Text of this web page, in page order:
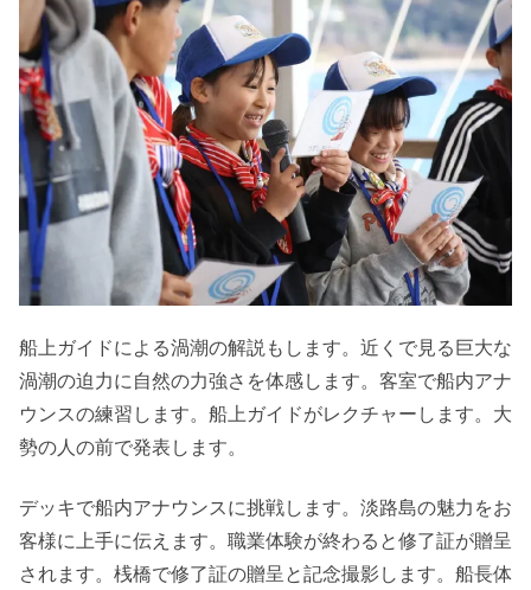
船上ガイドによる渦潮の解説もします。近くで見る巨大な
渦潮の迫力に自然の力強さを体感します。客室で船内アナ
ウンスの練習します。船上ガイドがレクチャーします。大
勢の人の前で発表します。
デッキで船内アナウンスに挑戦します。淡路島の魅力をお
客様に上手に伝えます。職業体験が終わると修了証が贈呈
されます。桟橋で修了証の贈呈と記念撮影します。船長体